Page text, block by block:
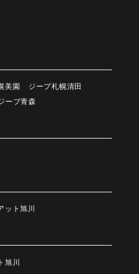
美園
ジープ札幌清田
ープ青森
ット旭川
旭川